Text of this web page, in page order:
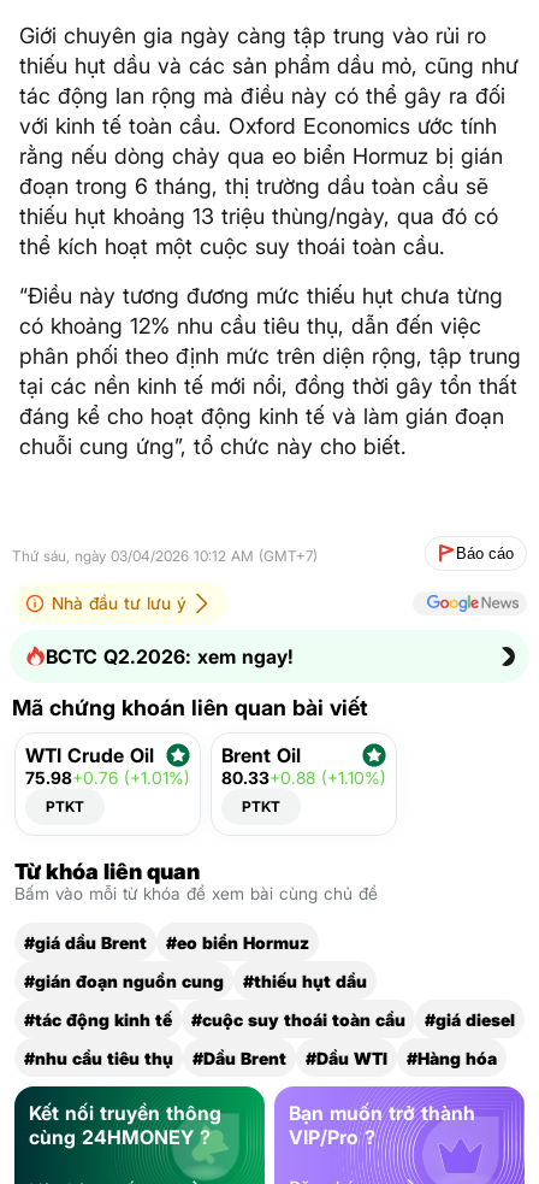
Giới chuyên gia ngày càng tập trung vào rủi ro
thiếu hụt dầu và các sản phẩm dầu mỏ, cũng như
tác động lan rộng mà điều này có thể gây ra đối
với kinh tế toàn cầu. Oxford Economics ước tính
rằng nếu dòng chảy qua eo biển Hormuz bị gián
đoạn trong 6 tháng, thị trường dầu toàn cầu sẽ
thiếu hụt khoảng 13 triệu thùng/ngày, qua đó có
thể kích hoạt một cuộc suy thoái toàn cầu.
“Điều này tương đương mức thiếu hụt chưa từng
có khoảng 12% nhu cầu tiêu thụ, dẫn đến việc
phân phối theo định mức trên diện rộng, tập trung
tại các nền kinh tế mới nổi, đồng thời gây tổn thất
đáng kể cho hoạt động kinh tế và làm gián đoạn
chuỗi cung ứng”, tổ chức này cho biết.
Thứ sáu, ngày 03/04/2026 10:12 AM (GMT+7) Báo cáo
Nhà đầu tư lưu ý
BCTC Q2.2026: xem ngay!
Mã chứng khoán liên quan bài viết
WTI Crude Oil
75.98+0.76 (+1.01%)
PTKT
Brent Oil
80.33+0.88 (+1.10%)
PTKT
Từ khóa liên quan
Bấm vào mỗi từ khóa để xem bài cùng chủ đề
#giá dầu Brent
#eo biển Hormuz
#gián đoạn nguồn cung
#thiếu hụt dầu
#tác động kinh tế
#cuộc suy thoái toàn cầu
#giá diesel
#nhu cầu tiêu thụ
#Dầu Brent #Dầu WTI #Hàng hóa
Kết nối truyền thông
cùng 24HMONEY ?
Bạn muốn trở thành
VIP/Pro ?